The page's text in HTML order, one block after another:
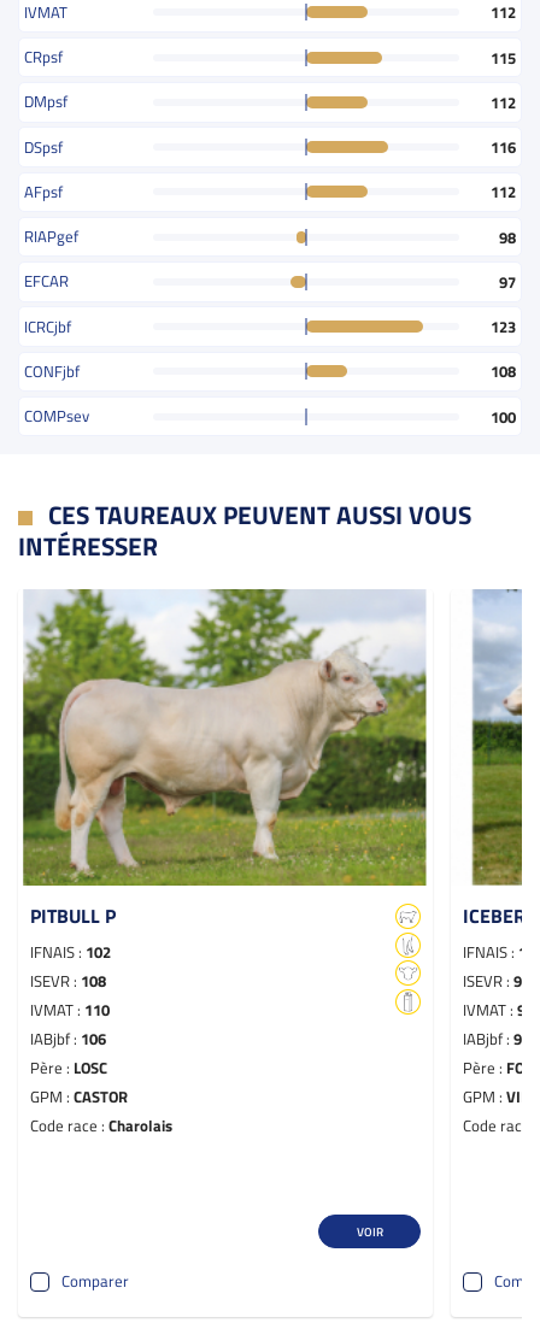
IVMAT
112
CRpsf
115
DMpsf
112
DSpsf
116
AFpsf
112
RIAPgef
98
EFCAR
97
ICRCjbf
123
CONFjbf
108
COMPsev
100
CES TAUREAUX PEUVENT AUSSI VOUS
INTÉRESSER
PITBULL P
IFNAIS : 102
ISEVR : 108
IVMAT : 110
IABjbf : 106
Père : LOSC
GPM : CASTOR
Code race : Charolais
VOIR
Comparer
IFNAIS :
ISEVR :99
IVMAT :99
IABjbf :97
Père :
GPM :
Code race